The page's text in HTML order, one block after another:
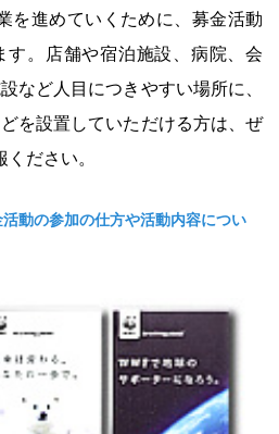
を進めていくために、募金活動
す。店舗や宿泊施設、病院、会
など人目につきやすい場所に、
を設置していただける方は、ぜ
ださい。
動の参加の仕方や活動内容につい